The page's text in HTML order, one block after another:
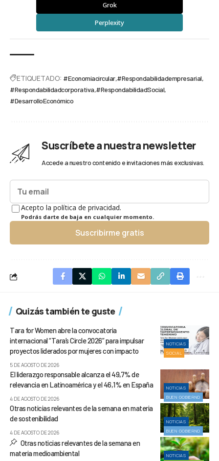
Grok
Perplexity
ETIQUETADO: #Economíacircular #Respondabilidadempresarial
#Respondabilidadcorporativa #RespondabilidadSocial
#DesarrolloEconómico
Suscríbete a nuestra newsletter
Accede a nuestro contenido e invitaciones más exclusivas.
Acepto la política de privacidad.
Podrás darte de baja en cualquier momento.
Suscribirme gratis
Quizás también te guste
NOTICIAS
SOCIAL
Tara for Women abre la convocatoria
internacional “Tara’s Circle 2026” para impulsar
proyectos liderados por mujeres con impacto
5 DE AGOSTO DE 2026
NOTICIAS
BUEN GOBIERNO
El liderazgo responsable alcanza el 49,7% de
relevancia en Latinoamérica y el 46,1% en España
4 DE AGOSTO DE 2026
NOTICIAS
BUEN GOBIERNO
Otras noticias relevantes de la semana en materia
de sostenibilidad
4 DE AGOSTO DE 2026
NOTICIAS
Otras noticias relevantes de la semana en
materia medioambiental